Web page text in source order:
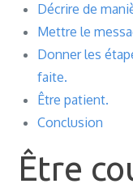
Décrire de
Mettre le
Donner les
faite.
Être patient.
Conclusion
Être